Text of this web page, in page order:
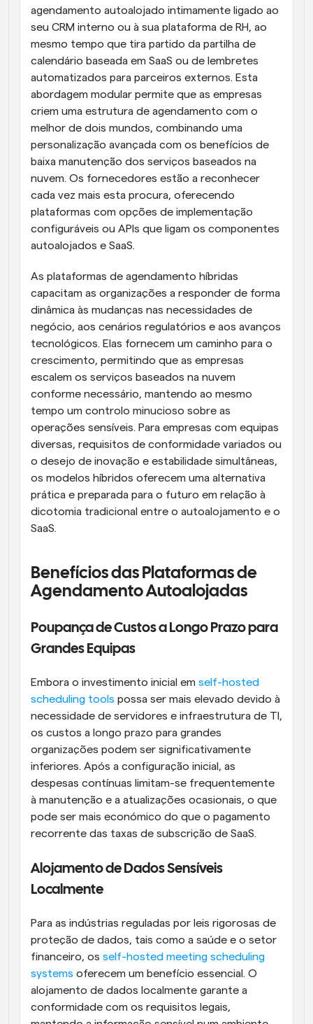
agendamento autoalojado intimamente ligado ao
seu CRM interno ou à sua plataforma de RH, ao
mesmo tempo que tira partido da partilha de
calendário baseada em SaaS ou de lembretes
automatizados para parceiros externos. Esta
abordagem modular permite que as empresas
criem uma estrutura de agendamento com o
melhor de dois mundos, combinando uma
personalização avançada com os benefícios de
baixa manutenção dos serviços baseados na
nuvem. Os fornecedores estão a reconhecer
cada vez mais esta procura, oferecendo
plataformas com opções de implementação
configuráveis ou APIs que ligam os componentes
autoalojados e SaaS.
As plataformas de agendamento híbridas
capacitam as organizações a responder de forma
dinâmica às mudanças nas necessidades de
negócio, aos cenários regulatórios e aos avanços
tecnológicos. Elas fornecem um caminho para o
crescimento, permitindo que as empresas
escalem os serviços baseados na nuvem
conforme necessário, mantendo ao mesmo
tempo um controlo minucioso sobre as
operações sensíveis. Para empresas com equipas
diversas, requisitos de conformidade variados ou
o desejo de inovação e estabilidade simultâneas,
os modelos híbridos oferecem uma alternativa
prática e preparada para o futuro em relação à
dicotomia tradicional entre o autoalojamento e o
SaaS.
Benefícios das Plataformas de
Agendamento Autoalojadas
Poupança de Custos a Longo Prazo para
Grandes Equipas
Embora o investimento inicial em self-hosted
scheduling tools possa ser mais elevado devido à
necessidade de servidores e infraestrutura de TI,
os custos a longo prazo para grandes
organizações podem ser significativamente
inferiores. Após a configuração inicial, as
despesas contínuas limitam-se frequentemente
à manutenção e a atualizações ocasionais, o que
pode ser mais económico do que o pagamento
recorrente das taxas de subscrição de SaaS.
Alojamento de Dados Sensíveis
Localmente
Para as indústrias reguladas por leis rigorosas de
proteção de dados, tais como a saúde e o setor
financeiro, os self-hosted meeting scheduling
systems oferecem um benefício essencial. O
alojamento de dados localmente garante a
conformidade com os requisitos legais,